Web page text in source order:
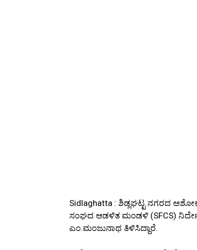
Sidlaghatta : ಶಿಡ್ಲಘಟ್ಟ ನಗರದ
ಸಂಘದ ಆಡಳಿತ ಮಂಡಳಿ (SFCS)
ಎಂ.ಮಂಜುನಾಥ ತಿಳಿಸಿದ್ದಾರೆ.